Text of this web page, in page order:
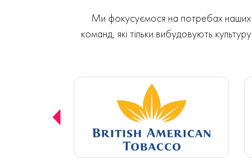
Ми фокусуємося на потребах наших
команд, які тільки вибудовують